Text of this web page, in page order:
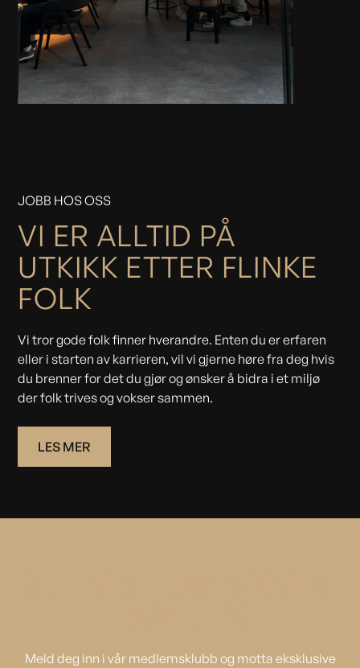
JOBB HOS OSS
VI ER ALLTID PÅ
UTKIKK ETTER FLINKE
FOLK
Vi tror gode folk finner hverandre. Enten du er erfaren
eller i starten av karrieren, vil vi gjerne høre fra deg hvis
du brenner for det du gjør og ønsker å bidra i et miljø
der folk trives og vokser sammen.
LES MER
Meld deg inn i vår medlemsklubb og motta eksklusive